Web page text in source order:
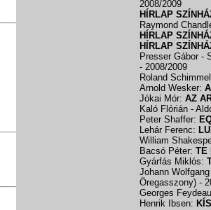
2008/2009
HÍRLAP
Raymond
HÍRLAP
HÍRLAP
Presser Gábor -
- 2008/2009
Roland
Arnold Wesker:
Jókai Mór: AZ
Kaló Flórián -
Peter Shaffer:
Lehár Ferenc:
William
Bacsó Péter: TE
Gyárfás Miklós:
Johann
Öregasszony) -
Georges
Henrik Ibsen: